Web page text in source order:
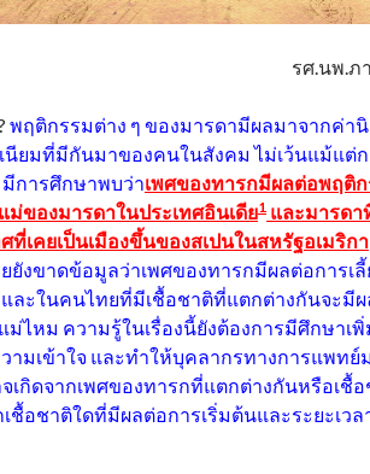
รศ.นพ.ภ
พฤติกรรมต่าง ๆ ของมารดามีผลมาจากค่า
นียมที่มีกันมาของคนในสังคม ไม่เว้นแม้แต่ก
การศึกษาพบว่าเพศของทารกมีผลต่อพฤติก
ม่ของมารดาในประเทศอินเดีย1 และมารดา
ที่เคยเป็นเมืองขึ้นของสเปนในสหรัฐอเมริกา
ยังขาดข้อมูลว่าเพศของทารกมีผลต่อการเ
ละในคนไทยที่มีเชื้อชาติที่แตกต่างกันจะมีผ
ไหม ความรู้ในเรื่องนี้ยังต้องการมีศึกษาเ
ามเข้าใจ และทำให้บุคลากรทางการแพทย์
เกิดจากเพศของทารกที่แตกต่างกันหรือเชื้
ชื้อชาติใดที่มีผลต่อการเริ่มต้นและระยะเวล